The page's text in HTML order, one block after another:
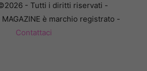
- Tutti i diritti riservati -
MAGAZINE è marchio registrato -
Contattaci